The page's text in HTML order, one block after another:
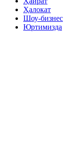
Ҳалокат
Шоу-бизнес
Юртимизда